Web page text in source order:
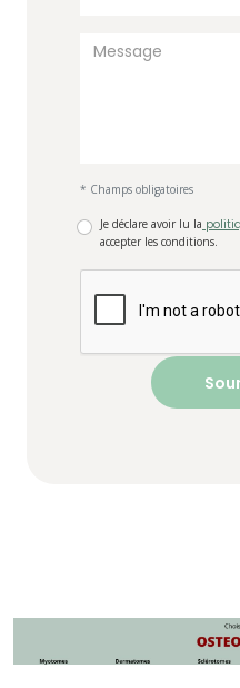
* Champs obligatoires
Je déclare avoir lu la
accepter les conditions.